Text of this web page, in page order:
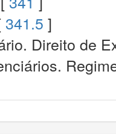
341.5 ]
Direito de